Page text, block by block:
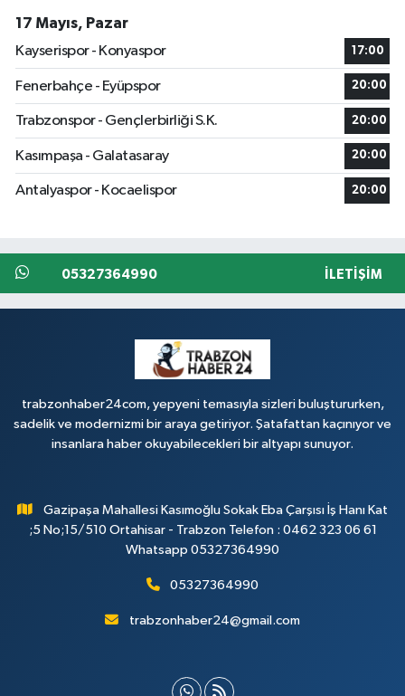
17 Mayıs, Pazar
Kayserispor - Konyaspor
17:00
Fenerbahçe - Eyüpspor 20:00
Trabzonspor - Gençlerbirliği S.K. 20:00
Kasımpaşa - Galatasaray 20:00
Antalyaspor - Kocaelispor 20:00
05327364990 İLETIŞIM
trabzonhaber24com, yepyeni temasıyla sizleri buluştururken,
sadelik ve modernizmi bir araya getiriyor. Şatafattan kaçınıyor ve
insanlara haber okuyabilecekleri bir altyapı sunuyor.
Gazipaşa Mahallesi Kasımoğlu Sokak Eba Çarşısı İş Hanı Kat
;5 No;15/510 Ortahisar - Trabzon Telefon : 0462 323 06 61
Whatsapp 05327364990
05327364990
trabzonhaber24@gmail.com